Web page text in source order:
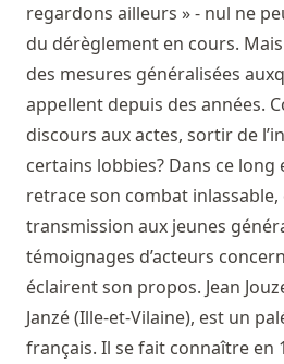
regardons ailleurs » - nul ne
du dérèglement en cours.
des mesures généralisées
appellent depuis des années.
discours aux actes, sortir de
certains lobbies? Dans ce long
retrace son combat
transmission aux jeunes
témoignages d’acteurs
éclairent son propos. Jean
Janzé (Ille-et-Vilaine), est un
français. Il se fait connaître en